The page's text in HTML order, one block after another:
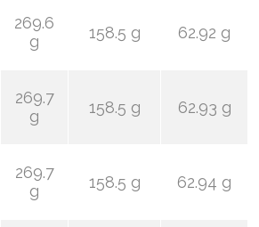
269.6
g
158.5 g 62.92 g
269.7
g
158.5 g 62.93 g
269.7
g
158.5 g 62.94 g